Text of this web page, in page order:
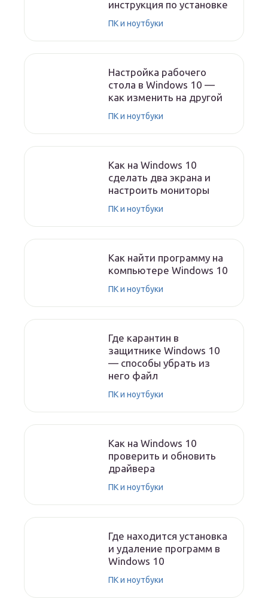
инструкция по установке
ПК и ноутбуки
Настройка рабочего
стола в Windows 10 —
как изменить на другой
ПК и ноутбуки
Как на Windows 10
сделать два экрана и
настроить мониторы
ПК и ноутбуки
Как найти программу на
компьютере Windows 10
ПК и ноутбуки
Где карантин в
защитнике Windows 10
— способы убрать из
него файл
ПК и ноутбуки
Как на Windows 10
проверить и обновить
драйвера
ПК и ноутбуки
Где находится установка
и удаление программ в
Windows 10
ПК и ноутбуки